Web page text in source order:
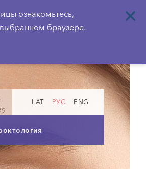
ознакомьтесь,
браузере.
LAT РУС ENG